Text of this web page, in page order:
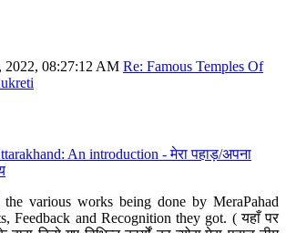
2022, 08:27:12 AM Re: Famous Temples Of
An introduction - मेरा पहाड़/अपना
various works being done by MeraPahad
Feedback and Recognition they got. ( यहाँ पर